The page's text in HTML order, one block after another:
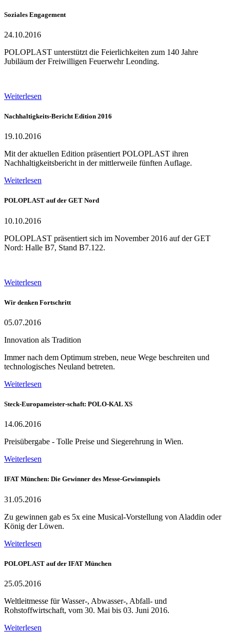
Soziales Engagement
24.10.2016
POLOPLAST unterstützt die Feierlichkeiten zum 140 Jahre
Jubiläum der Freiwilligen Feuerwehr Leonding.
Weiterlesen
Nachhaltigkeits-Bericht Edition 2016
19.10.2016
Mit der aktuellen Edition präsentiert POLOPLAST ihren
Nachhaltigkeitsbericht in der mittlerweile fünften Auflage.
Weiterlesen
POLOPLAST auf der GET Nord
10.10.2016
POLOPLAST präsentiert sich im November 2016 auf der GET
Nord: Halle B7, Stand B7.122.
Weiterlesen
Wir denken Fortschritt
05.07.2016
Innovation als Tradition
Immer nach dem Optimum streben, neue Wege beschreiten und
technologisches Neuland betreten.
Weiterlesen
Steck-Europameister-schaft: POLO-KAL XS
14.06.2016
Preisübergabe - Tolle Preise und Siegerehrung in Wien.
Weiterlesen
IFAT München: Die Gewinner des Messe-Gewinnspiels
31.05.2016
Zu gewinnen gab es 5x eine Musical-Vorstellung von Aladdin oder
König der Löwen.
Weiterlesen
POLOPLAST auf der IFAT München
25.05.2016
Weltleitmesse für Wasser-, Abwasser-, Abfall- und
Rohstoffwirtschaft, vom 30. Mai bis 03. Juni 2016.
Weiterlesen